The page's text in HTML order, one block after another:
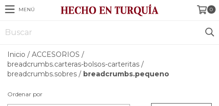
MENÚ 0
Inicio / ACCESORIOS /
breadcrumbs.carteras-bolsos-carteritas /
breadcrumbs.sobres / breadcrumbs.pequeno
Ordenar por